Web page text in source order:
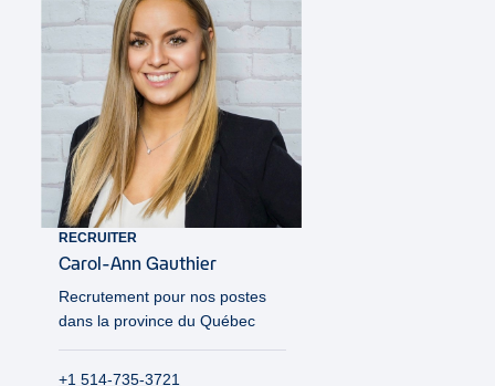
RECRUITER
Carol-AnnGauthier
Recrutement pour nos postes
dans la province du Québec
+1 514-735-3721